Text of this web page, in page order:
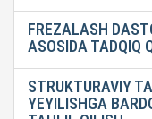
FREZALASH
ASOSIDA TADQIQ
STRUKTURAVIY
YEYILISHGA